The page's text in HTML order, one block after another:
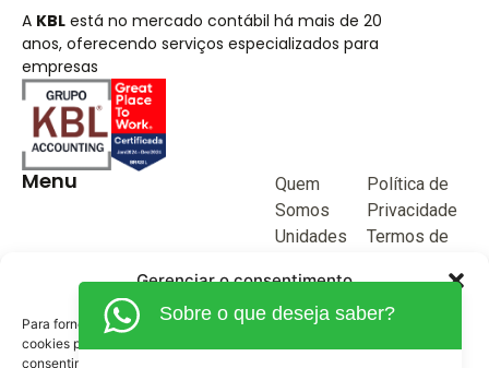
Gerenciar o consentimento
Para fornecer as melhores experiências, usamos tecnologias como
cookies para armazenar e/ou acessar informações do dispositivo. O
consentimento para essas tecnologias nos permitirá processar dados
A KBL está no mercado contábil há mais de 20
anos, oferecendo serviços especializados para
empresas
Menu
Quem
Somos
Unidades
Blog
Junte-se a
Política de
Privacidade
Termos de
Sobre o que deseja saber?